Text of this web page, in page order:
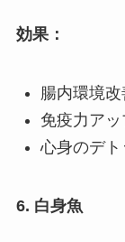
効果：
腸内環境改
免疫力アッ
心身のデト
6. 白身魚